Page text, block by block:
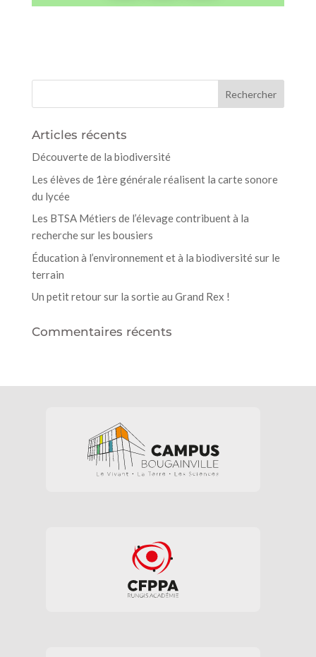
Articles récents
Découverte de la biodiversité
Les élèves de 1ère générale réalisent la carte sonore
du lycée
Les BTSA Métiers de l’élevage contribuent à la
recherche sur les bousiers
Éducation à l’environnement et à la biodiversité sur le
terrain
Un petit retour sur la sortie au Grand Rex !
Commentaires récents